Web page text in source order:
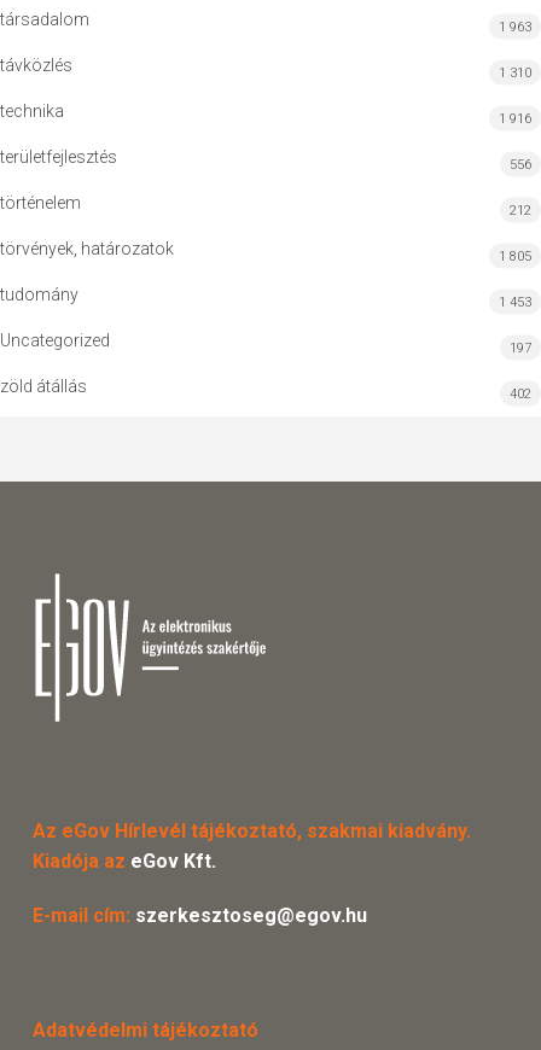
társadalom 1 963
távközlés 1 310
technika 1 916
területfejlesztés 556
történelem 212
törvények, határozatok 1 805
tudomány 1 453
Uncategorized 197
zöld átállás 402
Az eGov Hírlevél tájékoztató, szakmai kiadvány.
Kiadója az eGov Kft.
E-mail cím: szerkesztoseg@egov.hu
Adatvédelmi tájékoztató